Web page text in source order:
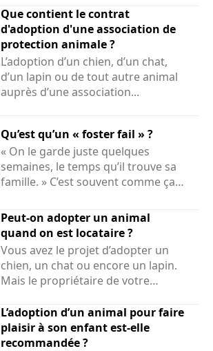
Que contient le contrat
d'adoption d'une association de
protection animale ?
L’adoption d’un chien, d’un chat,
d’un lapin ou de tout autre animal
auprès d’une association...
Qu’est qu’un « foster fail » ?
« On le garde juste quelques
semaines, le temps qu’il trouve sa
famille. » C’est souvent comme ça
Peut-on adopter un animal
quand on est locataire ?
Vous avez le projet d’adopter un
chien, un chat ou encore un lapin.
Mais le propriétaire de votre
L’adoption d’un animal pour faire
plaisir à son enfant est-elle
recommandée ?